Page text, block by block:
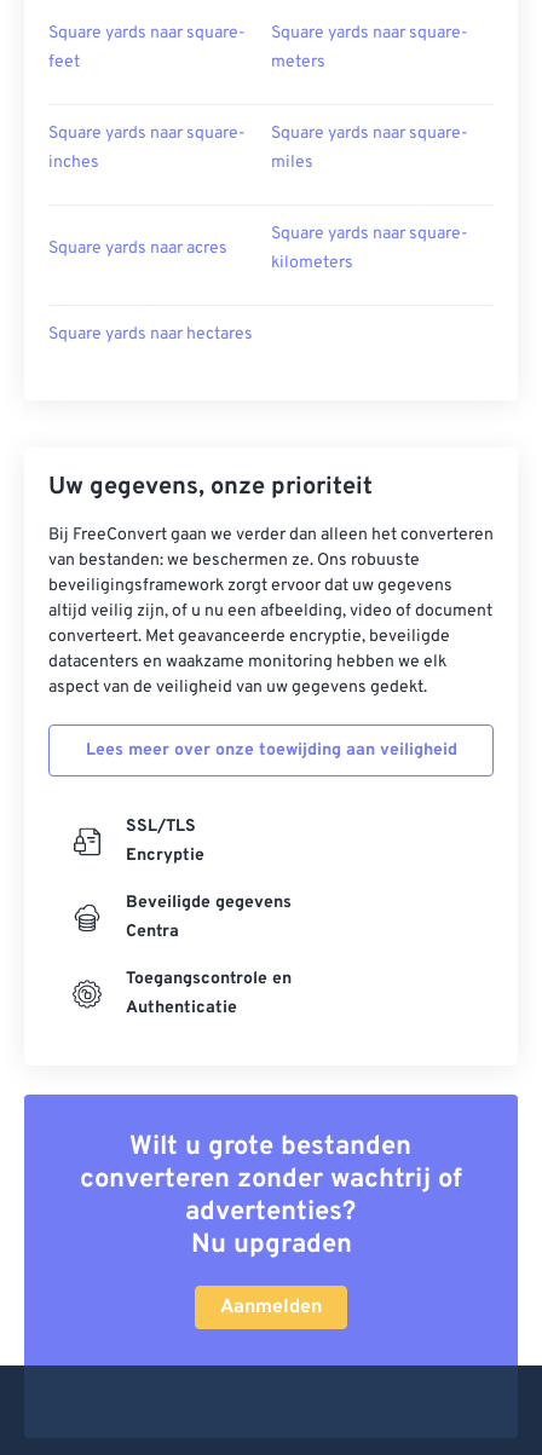
Square yards naar square-
feet
Square yards naar square-
meters
Square yards naar square-
inches
Square yards naar square-
miles
Square yards naar acres
Square yards naar square-
kilometers
Square yards naar hectares
Uw gegevens, onze prioriteit
Bij FreeConvert gaan we verder dan alleen het converteren
van bestanden: we beschermen ze. Ons robuuste
beveiligingsframework zorgt ervoor dat uw gegevens
altijd veilig zijn, of u nu een afbeelding, video of document
converteert. Met geavanceerde encryptie, beveiligde
datacenters en waakzame monitoring hebben we elk
aspect van de veiligheid van uw gegevens gedekt.
Lees meer over onze toewijding aan veiligheid
SSL/TLS
Encryptie
Beveiligde gegevens
Centra
Toegangscontrole en
Authenticatie
Wilt u grote bestanden
converteren zonder wachtrij of
advertenties?
Nu upgraden
Aanmelden